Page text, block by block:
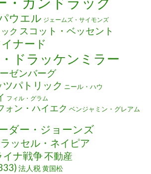
ウエル ジェームズ・サイモンズ
ク スコット・ベッセント
ナード
ドラッケンミラー
ゼンバーグ
ツパトリック ニール・ハウ
フィル・グラム
ォン・ハイエク ベンジャミン・グレアム
ダー・ジョーンズ
ラッセル・ネイピア
イナ戦争不動産
法人税黄国松